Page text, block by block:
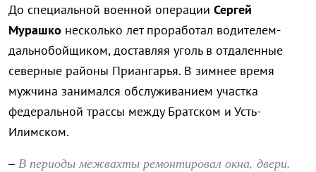
До специальной военной операции Сергей
Мурашко несколько лет проработал водителем-
дальнобойщиком, доставляя уголь в отдаленные
северные районы Приангарья. В зимнее время
мужчина занимался обслуживанием участка
федеральной трассы между Братском и Усть-
Илимском.
–В периоды межвахты ремонтировал окна, двери,